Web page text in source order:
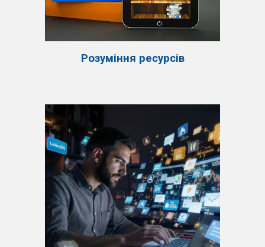
Розуміння ресурсів